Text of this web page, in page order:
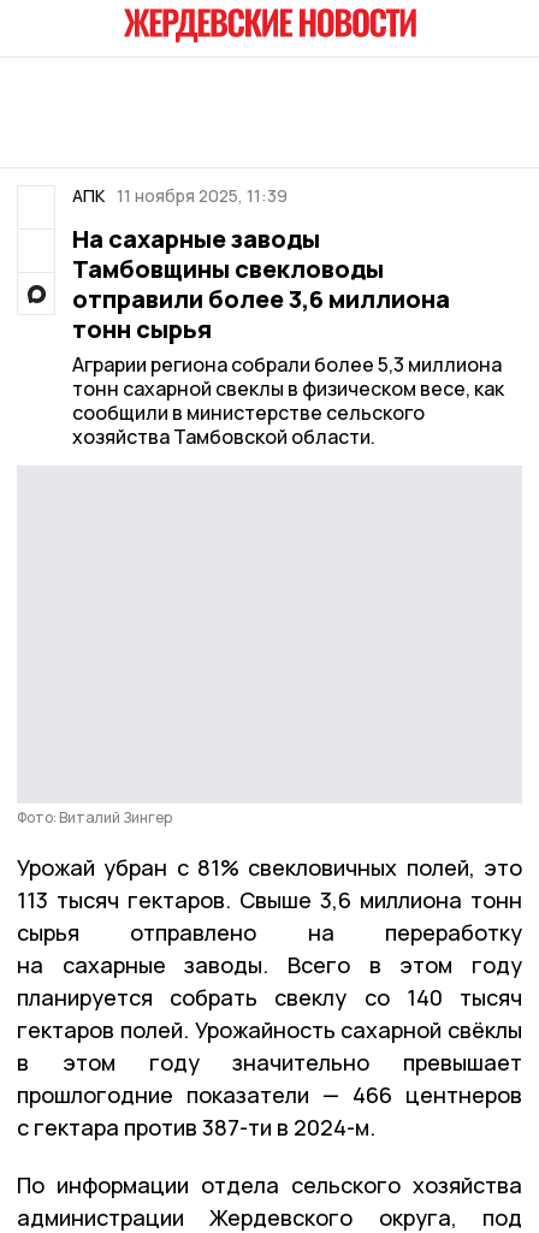
АПК 11 ноября 2025, 11:39
На сахарные заводы
Тамбовщины свекловоды
отправили более 3,6 миллиона
тонн сырья
Аграрии региона собрали более 5,3 миллиона
тонн сахарной свеклы в физическом весе, как
сообщили в министерстве сельского
хозяйства Тамбовской области.
Фото: Виталий Зингер
Урожай убран с 81% свекловичных полей, это
113 тысяч гектаров. Свыше 3,6 миллиона тонн
сырья отправлено на переработку
на сахарные заводы. Всего в этом году
планируется собрать свеклу со 140 тысяч
гектаров полей. Урожайность сахарной свёклы
в этом году значительно превышает
прошлогодние показатели — 466 центнеров
с гектара против 387-ти в 2024-м.
По информации отдела сельского хозяйства
администрации Жердевского округа, под